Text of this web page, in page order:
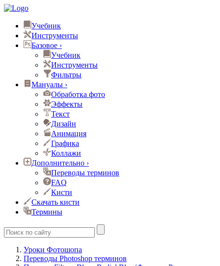
Учебник
Инструменты
Базовое ›
Учебник
Инструменты
Фильтры
Мануалы ›
Обработка фото
Эффекты
Текст
Дизайн
Анимация
Графика
Коллажи
Дополнительно ›
Переводы терминов
FAQ
Кисти
Скачать кисти
Термины
Уроки Фотошопа
Переводы Photoshop терминов